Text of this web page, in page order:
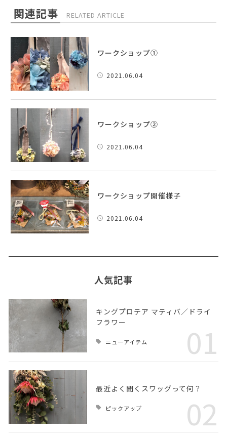
関連記事 RELATED ARTICLE
ワークショップ①
2021.06.04
ワークショップ②
2021.06.04
ワークショップ開催様子
2021.06.04
人気記事
キングプロテア マティバ／ドライ
フラワー
ニューアイテム 01
最近よく聞くスワッグって何？
ピックアップ 02